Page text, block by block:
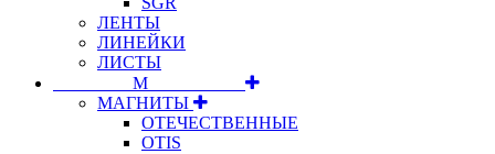
ЛЕНТЫ
ЛИНЕЙКИ
ЛИСТЫ
⠀⠀⠀⠀⠀⠀М⠀⠀⠀⠀⠀⠀⠀
МАГНИТЫ
ОТЕЧЕСТВЕННЫЕ
OTIS